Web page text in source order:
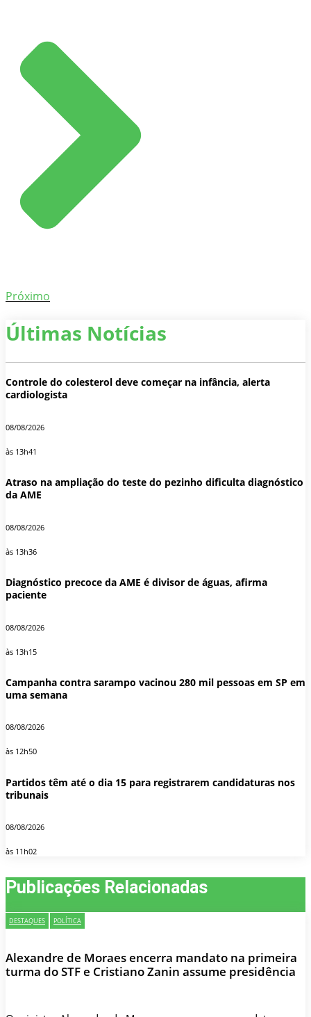
Próximo
Últimas Notícias
Controle do colesterol deve começar na infância, alerta
cardiologista
08/08/2026
às 13h41
Atraso na ampliação do teste do pezinho dificulta diagnóstico
da AME
08/08/2026
às 13h36
Diagnóstico precoce da AME é divisor de águas, afirma
paciente
08/08/2026
às 13h15
Campanha contra sarampo vacinou 280 mil pessoas em SP em
uma semana
08/08/2026
às 12h50
Partidos têm até o dia 15 para registrarem candidaturas nos
tribunais
08/08/2026
às 11h02
Publicações Relacionadas
DESTAQUES POLÍTICA
Alexandre de Moraes encerra mandato na primeira
turma do STF e Cristiano Zanin assume presidência